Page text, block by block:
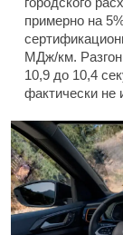
примерно на
МДж/км. Разгон
10,9 до 10,4
фактически не